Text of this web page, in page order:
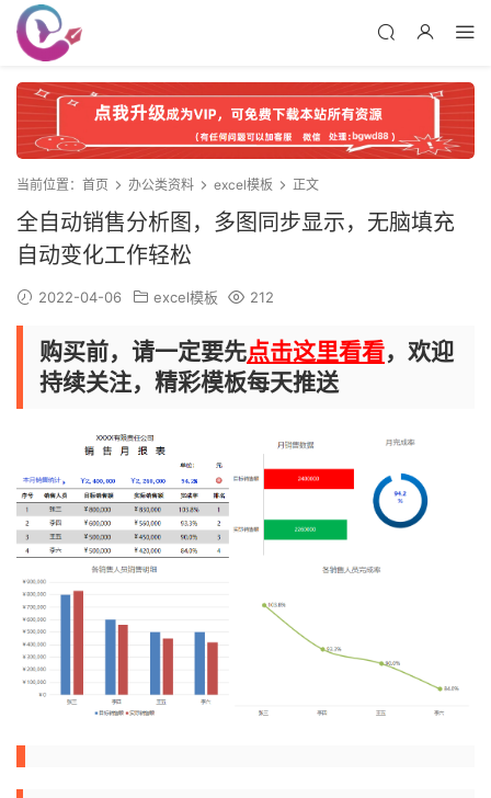
当前位置： 首页 办公类资料 excel模板 正文
全自动销售分析图，多图同步显示，无脑填充
自动变化工作轻松
2022-04-06 excel模板 212
购买前，请一定要先点击这里看看，欢迎
持续关注，精彩模板每天推送